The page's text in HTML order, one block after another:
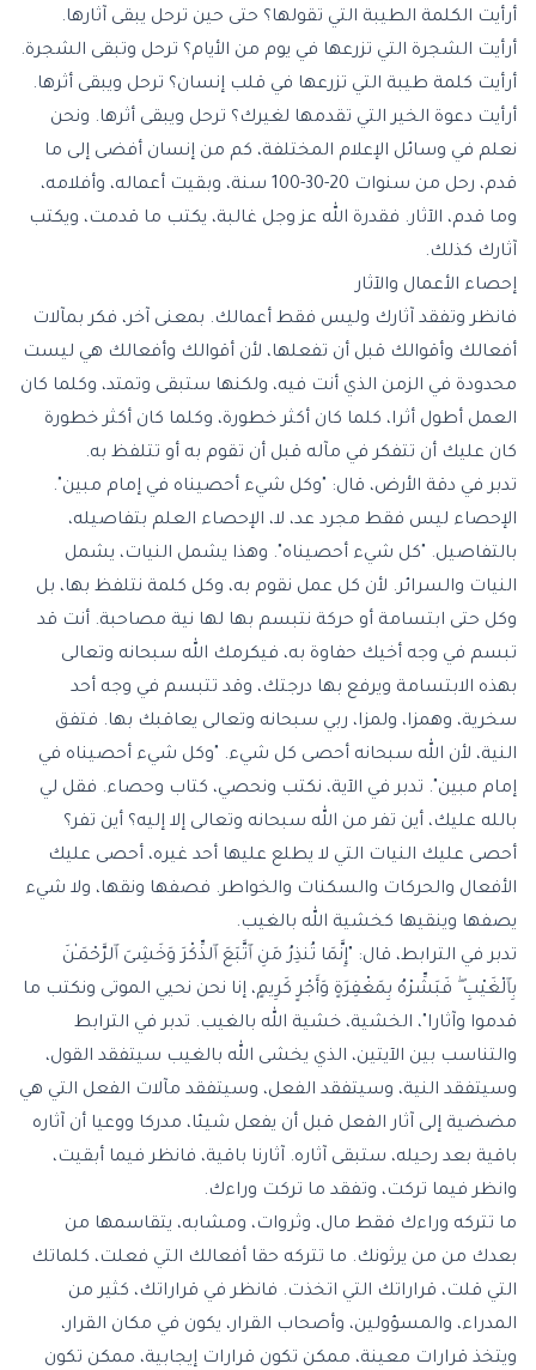
أرأيت الكلمة الطيبة التي تقولها؟ حتى حين ترحل يبقى آثارها.
أرأيت الشجرة التي تزرعها في يوم من الأيام؟ ترحل وتبقى الشجرة.
أرأيت كلمة طيبة التي تزرعها في قلب إنسان؟ ترحل ويبقى أثرها.
أرأيت دعوة الخير التي تقدمها لغيرك؟ ترحل ويبقى أثرها. ونحن
نعلم في وسائل الإعلام المختلفة، كم من إنسان أفضى إلى ما
قدم، رحل من سنوات 20-30-100 سنة، وبقيت أعماله، وأفلامه،
وما قدم، الآثار. فقدرة الله عز وجل غالبة، يكتب ما قدمت، ويكتب
آثارك كذلك.
إحصاء الأعمال والآثار
فانظر وتفقد آثارك وليس فقط أعمالك. بمعنى آخر، فكر بمآلات
أفعالك وأقوالك قبل أن تفعلها، لأن أقوالك وأفعالك هي ليست
محدودة في الزمن الذي أنت فيه، ولكنها ستبقى وتمتد، وكلما كان
العمل أطول أثرا، كلما كان أكثر خطورة، وكلما كان أكثر خطورة
كان عليك أن تتفكر في مآله قبل أن تقوم به أو تتلفظ به.
تدبر في دقة الأرض، قال: "وكل شيء أحصيناه في إمام مبين".
الإحصاء ليس فقط مجرد عد، لا، الإحصاء العلم بتفاصيله،
بالتفاصيل. "كل شيء أحصيناه". وهذا يشمل النيات، يشمل
النيات والسرائر. لأن كل عمل نقوم به، وكل كلمة نتلفظ بها، بل
وكل حتى ابتسامة أو حركة نتبسم بها لها نية مصاحبة. أنت قد
تبسم في وجه أخيك حفاوة به، فيكرمك الله سبحانه وتعالى
بهذه الابتسامة ويرفع بها درجتك، وقد تتبسم في وجه أحد
سخرية، وهمزا، ولمزا، ربي سبحانه وتعالى يعاقبك بها. فتفق
النية، لأن الله سبحانه أحصى كل شيء. "وكل شيء أحصيناه في
إمام مبين". تدبر في الآية، نكتب ونحصي، كتاب وحصاء. فقل لي
بالله عليك، أين تفر من الله سبحانه وتعالى إلا إليه؟ أين تفر؟
أحصى عليك النيات التي لا يطلع عليها أحد غيره، أحصى عليك
الأفعال والحركات والسكنات والخواطر. فصفها ونقها، ولا شيء
يصفها وينقيها كخشية الله بالغيب.
تدبر في الترابط، قال: "إِنَّمَا تُنذِرُ مَنِ ٱتَّبَعَ ٱلذِّكْرَ وَخَشِىَ ٱلرَّحْمَـٰنَ
بِٱلْغَيْبِ ۖ فَبَشِّرْهُ بِمَغْفِرَةٍ وَأَجْرٍ كَرِيمٍ، إنا نحن نحيي الموتى ونكتب ما
قدموا وآثارا"، الخشية، خشية الله بالغيب. تدبر في الترابط
والتناسب بين الآيتين، الذي يخشى الله بالغيب سيتفقد القول،
وسيتفقد النية، وسيتفقد الفعل، وسيتفقد مآلات الفعل التي هي
مضضية إلى آثار الفعل قبل أن يفعل شيئا، مدركا ووعيا أن آثاره
باقية بعد رحيله، ستبقى آثاره. آثارنا باقية، فانظر فيما أبقيت،
وانظر فيما تركت، وتفقد ما تركت وراءك.
ما تتركه وراءك فقط مال، وثروات، ومشابه، يتقاسمها من
بعدك من من يرثونك. ما تتركه حقا أفعالك التي فعلت، كلماتك
التي قلت، قراراتك التي اتخذت. فانظر في قراراتك، كثير من
المدراء، والمسؤولين، وأصحاب القرار، يكون في مكان القرار،
ويتخذ قرارات معينة، ممكن تكون قرارات إيجابية، ممكن تكون